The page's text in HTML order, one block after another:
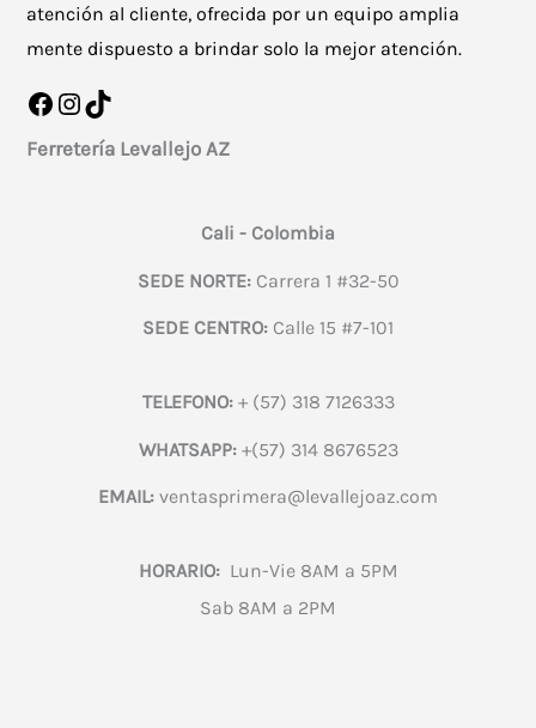
atención al cliente, ofrecida por un equipo amplia
mente dispuesto a brindar solo la mejor atención.
Facebook
Instagram
TikTok
Ferretería Levallejo AZ
Cali - Colombia
SEDE NORTE:Carrera 1 #32-50
SEDE CENTRO: Calle 15 #7-101
TELEFONO:+ (57) 318 7126333
WHATSAPP:+(57) 314 8676523
EMAIL: ventasprimera@levallejoaz.com
HORARIO:Lun-Vie 8AM a 5PM
Sab 8AM a 2PM